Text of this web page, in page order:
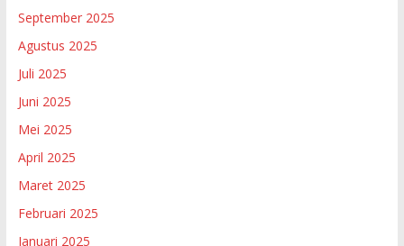
September 2025
Agustus 2025
Juli 2025
Juni 2025
Mei 2025
April 2025
Maret 2025
Februari 2025
Januari 2025